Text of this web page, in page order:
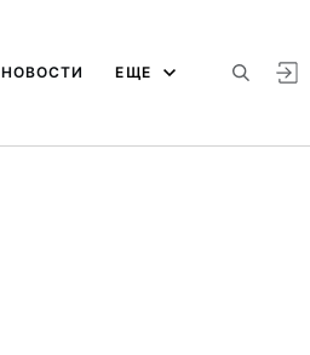
НОВОСТИ ЕЩЕ